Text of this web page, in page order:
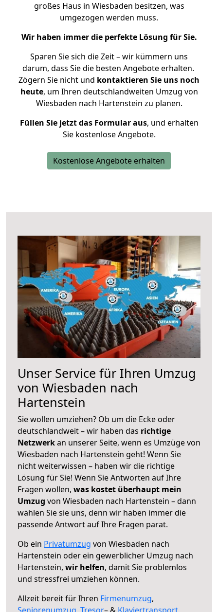
großes Haus in Wiesbaden besitzen, was
umgezogen werden muss.
Wir haben immer die perfekte Lösung für Sie.
Sparen Sie sich die Zeit – wir kümmern uns
darum, dass Sie die besten Angebote erhalten.
Zögern Sie nicht und kontaktieren Sie uns noch
heute, um Ihren deutschlandweiten Umzug von
Wiesbaden nach Hartenstein zu planen.
Füllen Sie jetzt das Formular aus, und erhalten
Sie kostenlose Angebote.
Kostenlose Angebote erhalten
Unser Service für Ihren Umzug
von Wiesbaden nach
Hartenstein
Sie wollen umziehen? Ob um die Ecke oder
deutschlandweit – wir haben das richtige
Netzwerkan unserer Seite, wenn es Umzüge von
Wiesbaden nach Hartenstein geht! Wenn Sie
nicht weiterwissen – haben wir die richtige
Lösung für Sie! Wenn Sie Antworten auf Ihre
Fragen wollen, was kostet überhaupt mein
Umzug von Wiesbaden nach Hartenstein – dann
wählen Sie sie uns, denn wir haben immer die
passende Antwort auf Ihre Fragen parat.
Ob ein Privatumzug von Wiesbaden nach
Hartenstein oder ein gewerblicher Umzug nach
Hartenstein, wir helfen, damit Sie problemlos
und stressfrei umziehen können.
Allzeit bereit für Ihren Firmenumzug,